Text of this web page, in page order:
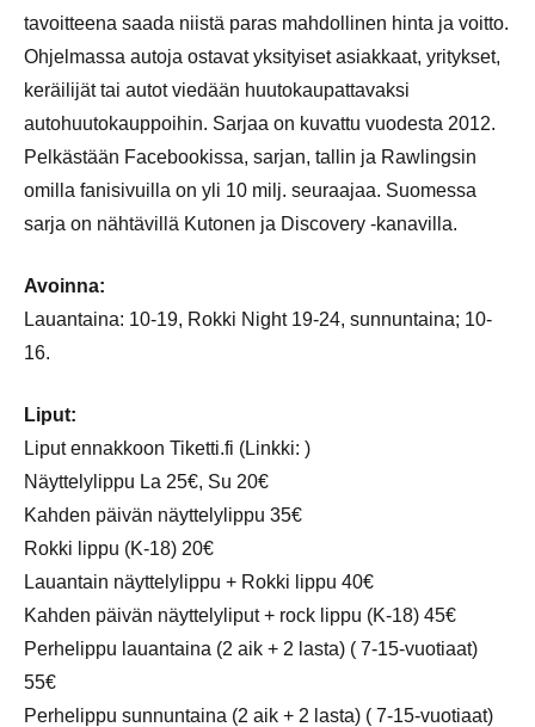
tavoitteena saada niistä paras mahdollinen hinta ja voitto.
Ohjelmassa autoja ostavat yksityiset asiakkaat, yritykset,
keräilijät tai autot viedään huutokaupattavaksi
autohuutokauppoihin. Sarjaa on kuvattu vuodesta 2012.
Pelkästään Facebookissa, sarjan, tallin ja Rawlingsin
omilla fanisivuilla on yli 10 milj. seuraajaa. Suomessa
sarja on nähtävillä Kutonen ja Discovery -kanavilla.
Avoinna:
Lauantaina: 10-19, Rokki Night 19-24, sunnuntaina; 10-
16.
Liput:
Liput ennakkoon Tiketti.fi (Linkki: )
Näyttelylippu La 25€, Su 20€
Kahden päivän näyttelylippu 35€
Rokki lippu (K-18) 20€
Lauantain näyttelylippu + Rokki lippu 40€
Kahden päivän näyttelyliput + rock lippu (K-18) 45€
Perhelippu lauantaina (2 aik + 2 lasta) ( 7-15-vuotiaat)
55€
Perhelippu sunnuntaina (2 aik + 2 lasta) ( 7-15-vuotiaat)